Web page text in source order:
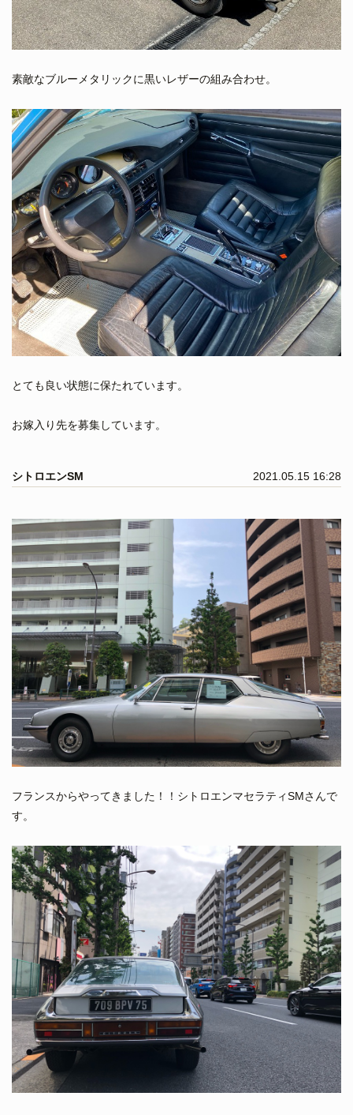
素敵なブルーメタリックに黒いレザーの組み合わせ。
とても良い状態に保たれています。
お嫁入り先を募集しています。
シトロエンSM 2021.05.15 16:28
フランスからやってきました！！シトロエンマセラティSMさんで
す。